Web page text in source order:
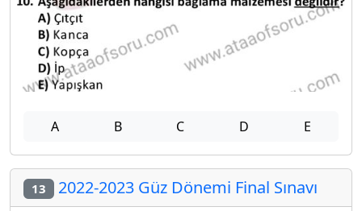
A B C D E
13 2022-2023 Güz Dönemi Final Sınavı